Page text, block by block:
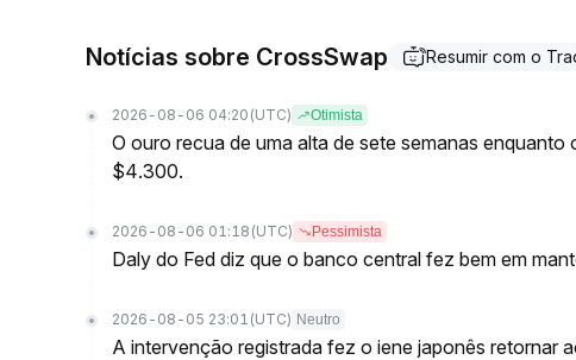
Notícias sobre CrossSwap Resumir com o
2026-08-06 04:20 (UTC) Otimista
O ouro recua de uma alta de sete semanas
$4.300.
2026-08-06 01:18 (UTC) Pessimista
Daly do Fed diz que o banco central fez bem em
2026-08-05 23:01 (UTC) Neutro
A intervenção registrada fez o iene japonês retornar